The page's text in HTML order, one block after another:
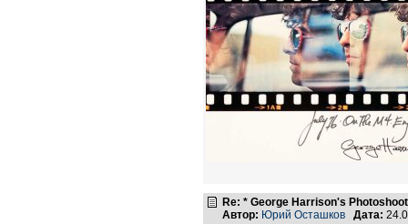
Re: * George Harrison's
Автор: Юрий Осташков Дата: